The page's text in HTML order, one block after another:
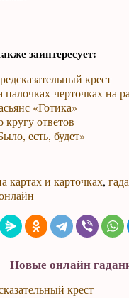
заинтересует:
крест
палочках-черточках на
«Готика»
кругу ответов
есть, будет»
картах и карточках,
Новые онлайн
крест